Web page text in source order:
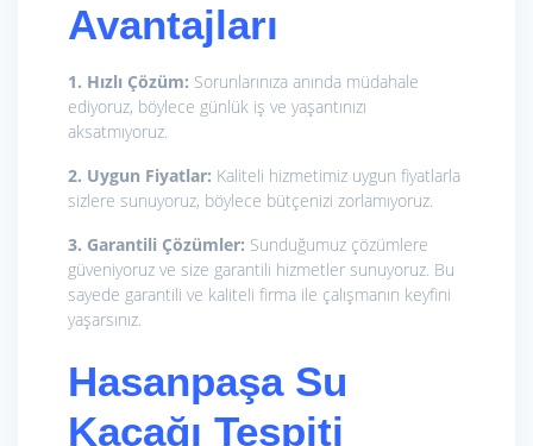
Avantajları
1. Hızlı Çözüm: Sorunlarınıza anında müdahale
ediyoruz, böylece günlük iş ve yaşantınızı
aksatmıyoruz.
2. Uygun Fiyatlar: Kaliteli hizmetimiz uygun fiyatlarla
sizlere sunuyoruz, böylece bütçenizi zorlamıyoruz.
3. Garantili Çözümler: Sunduğumuz çözümlere
güveniyoruz ve size garantili hizmetler sunuyoruz. Bu
sayede garantili ve kaliteli firma ile çalışmanın keyfini
yaşarsınız.
Hasanpaşa Su
Kaçağı Tespiti